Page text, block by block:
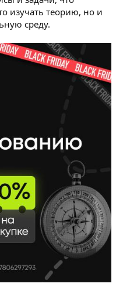
изучать теорию, но и
среду.